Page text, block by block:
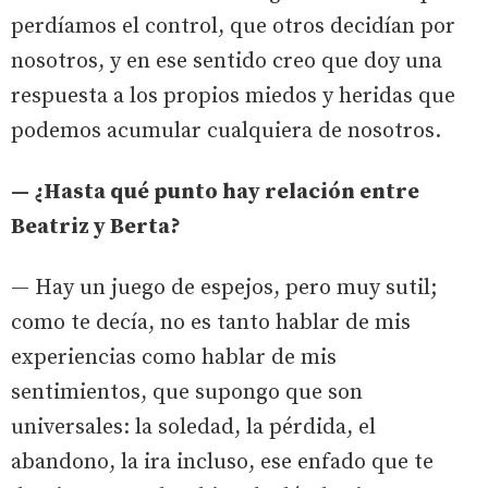
perdíamos el control, que otros decidían por
nosotros, y en ese sentido creo que doy una
respuesta a los propios miedos y heridas que
podemos acumular cualquiera de nosotros.
— ¿Hasta qué punto hay relación entre
Beatriz y Berta?
— Hay un juego de espejos, pero muy sutil;
como te decía, no es tanto hablar de mis
experiencias como hablar de mis
sentimientos, que supongo que son
universales: la soledad, la pérdida, el
abandono, la ira incluso, ese enfado que te